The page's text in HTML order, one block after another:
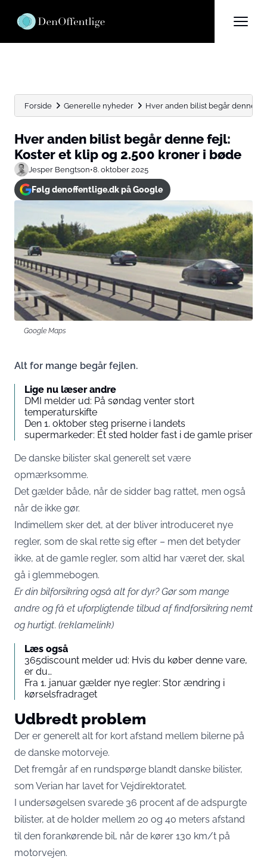
Forside Generelle nyheder Hver anden bilist begår denne
Hver anden bilist begår denne fejl:
Koster et klip og 2.500 kroner i bøde
Jesper Bengtson•8. oktober 2025
Følg denoffentlige.dk på Google
Google Maps
Alt for mange begår fejlen.
Lige nu læser andre
DMI melder ud: På søndag venter stort
temperaturskifte
Den 1. oktober steg priserne i landets
supermarkeder: Ét sted holder fast i de gamle priser
De danske bilister skal generelt set være
opmærksomme.
Det gælder både, når de sidder bag rattet, men også
når de ikke gør.
Indimellem sker det, at der bliver introduceret nye
regler, som de skal rette sig efter – men det betyder
ikke, at de gamle regler, som altid har været der, skal
gå i glemmebogen.
Er din bilforsikring også alt for dyr?Gør som mange
andre og få et uforpligtende tilbud af findforsikring nemt
og hurtigt. (reklamelink)
Læs også
365discount melder ud: Hvis du køber denne vare,
er du…
Fra 1. januar gælder nye regler: Stor ændring i
kørselsfradraget
Udbredt problem
Der er generelt alt for kort afstand mellem bilerne på
de danske motorveje.
Det fremgår af en rundspørge blandt danske bilister,
som Verian har lavet for Vejdirektoratet.
I undersøgelsen svarede 36 procent af de adspurgte
bilister, at de holder mellem 20 og 40 meters afstand
til den forankørende bil, når de kører 130 km/t på
motorvejen.